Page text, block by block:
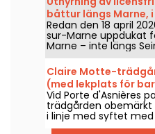
Disney-parkerna.
båttur längs Marne,
(93)
Redan den 18 april
sur-Marne uppdukat
Marne – inte längs
båt där inget körkort
Claire Motte-
(med lekplats för
arrondissementet
Vid Porte d'Asnières
trädgården
i linje med syftet
att erbjuda en plats